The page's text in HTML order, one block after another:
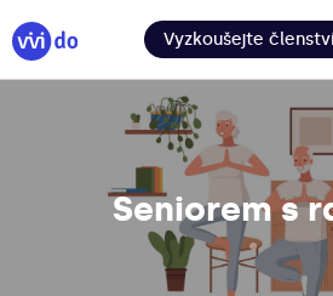
Vyzkoušejte
Seniorem s
•